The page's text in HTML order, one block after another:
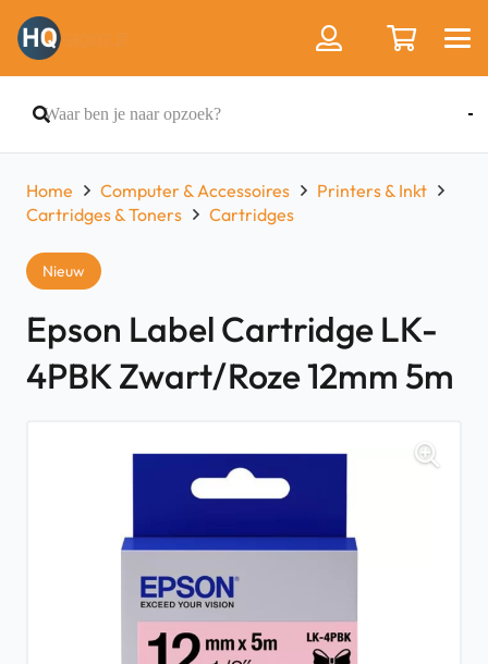
Home Computer & Accessoires
Printers & Inkt
Cartridges & Toners
Cartridges
Nieuw
Epson Label Cartridge LK-
4PBK Zwart/Roze 12mm 5m